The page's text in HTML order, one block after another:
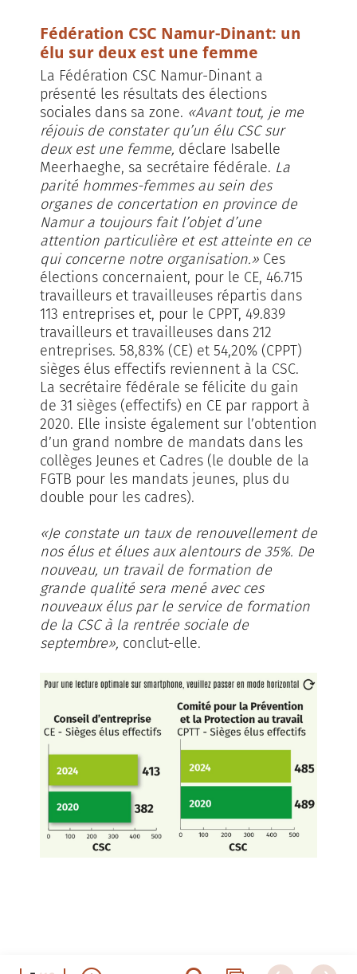
Fédération CSC Namur-Dinant: un
élu sur deux est une femme
La Fédération CSC Namur-Dinant a
présenté les résultats des élections
sociales dans sa zone. «Avant tout, je me
réjouis de constater qu’un élu CSC sur
deux est une femme, déclare Isabelle
Meerhaeghe, sa secrétaire fédérale. La
parité hommes-femmes au sein des
organes de concertation en province de
Namur a toujours fait l’objet d’une
attention particulière et est atteinte en ce
qui concerne notre organisation.» Ces
élections concernaient, pour le CE, 46.715
travailleurs et travailleuses répartis dans
113 entreprises et, pour le CPPT, 49.839
travailleurs et travailleuses dans 212
entreprises. 58,83% (CE) et 54,20% (CPPT)
sièges élus effectifs reviennent à la CSC.
La secrétaire fédérale se félicite du gain
de 31 sièges (effectifs) en CE par rapport à
2020. Elle insiste également sur l’obtention
d’un grand nombre de mandats dans les
collèges Jeunes et Cadres (le double de la
FGTB pour les mandats jeunes, plus du
double pour les cadres).
«Je constate un taux de renouvellement de
nos élus et élues aux alentours de 35%. De
nouveau, un travail de formation de
grande qualité sera mené avec ces
nouveaux élus par le service de formation
de la CSC à la rentrée sociale de
septembre», conclut-elle.